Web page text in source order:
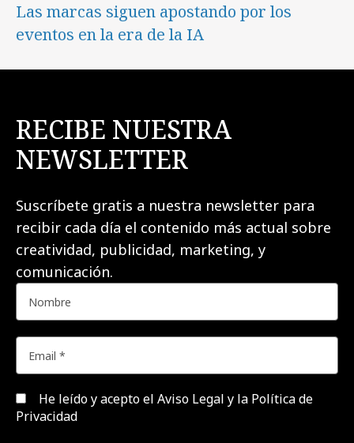
Las marcas siguen apostando por los
eventos en la era de la IA
RECIBE NUESTRA
NEWSLETTER
Suscríbete gratis a nuestra newsletter para
recibir cada día el contenido más actual sobre
creatividad, publicidad, marketing, y
comunicación.
He leído y acepto el Aviso Legal y la Política de
Privacidad